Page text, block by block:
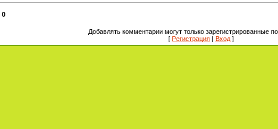
0
Добавлять комментарии могут только зарегистрированные
[ Регистрация Вход]